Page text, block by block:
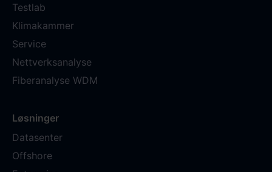
Testlab
Klimakammer
Service
Nettverksanalyse
Fiberanalyse WDM
Løsninger
Datasenter
Offshore